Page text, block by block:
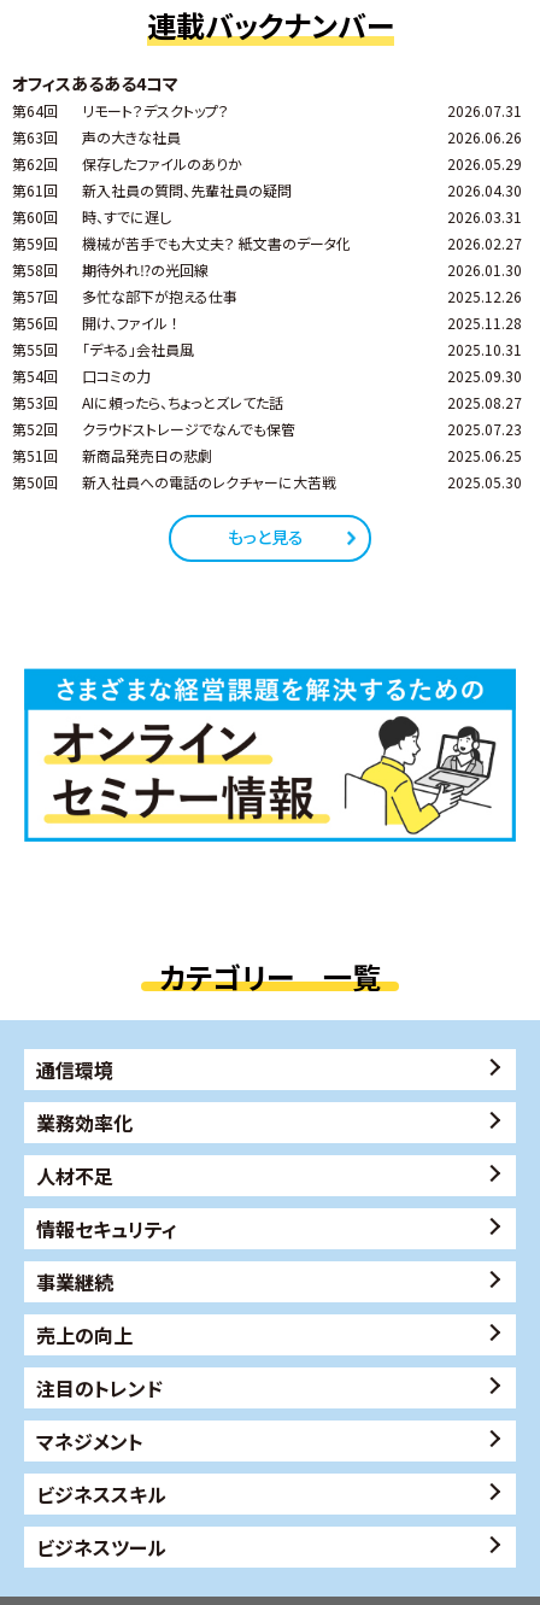
連載バックナンバー
オフィスあるある4コマ
第64回 リモート？デスクトップ？
2026.07.31
第63回
声の大きな社員
2026.06.26
第62回
保存したファイルのありか
2026.05.29
第61回
新入社員の質問、先輩社員の疑問
2026.04.30
第60回
時、すでに遅し
2026.03.31
第59回
機械が苦手でも大丈夫？ 紙文書のデータ化
2026.02.27
第58回
期待外れ⁉の光回線
2026.01.30
第57回
多忙な部下が抱える仕事
2025.12.26
第56回
開け、ファイル ！
2025.11.28
第55回
「デキる」会社員風
2025.10.31
第54回
口コミの力
2025.09.30
第53回
AIに頼ったら、ちょっとズレてた話
2025.08.27
第52回
クラウドストレージでなんでも保管
2025.07.23
第51回
新商品発売日の悲劇
2025.06.25
第50回
新入社員への電話のレクチャーに大苦戦 2025.05.30
もっと見る
カテゴリー 一覧
通信環境
業務効率化
人材不足
情報セキュリティ
事業継続
売上の向上
注目のトレンド
マネジメント
ビジネススキル
ビジネスツール